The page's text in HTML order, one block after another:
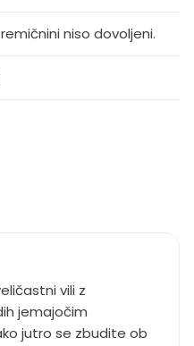
niso dovoljeni.
vili z
jemajočim
jutro se zbudite ob